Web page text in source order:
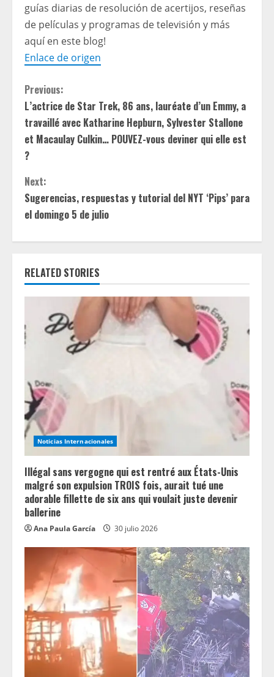
guías diarias de resolución de acertijos, reseñas
de películas y programas de televisión y más
aquí en este blog!
Enlace de origen
C
o
n
t
i
n
u
e
R
e
a
d
i
n
g
Previous:
L’actrice de Star Trek, 86 ans, lauréate d’un Emmy, a
travaillé avec Katharine Hepburn, Sylvester Stallone
et Macaulay Culkin… POUVEZ-vous deviner qui elle est
?
Next:
Sugerencias, respuestas y tutorial del NYT ‘Pips’ para
el domingo 5 de julio
RELATED STORIES
Noticias Internacionales
Illégal sans vergogne qui est rentré aux États-Unis
malgré son expulsion TROIS fois, aurait tué une
adorable fillette de six ans qui voulait juste devenir
ballerine
Ana Paula García 30 julio 2026